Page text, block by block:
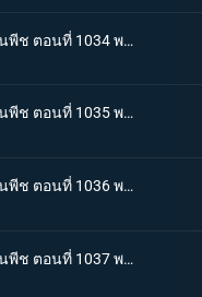
One piece วันพีช ตอนที่ 1034 พากย์ไทย ลูฟี่พ่ายแพ้! กลุ่มหมวกฟางตกที่นั่งลำบาก
One piece วันพีช ตอนที่ 1035 พากย์ไทย ร้อยอสูรเหยียบย่ำ สิ้นสมัยตระกูลโคสึกิ
One piece วันพีช ตอนที่ 1036 พากย์ไทย ต่อต้านคืนมืดมิด โชกุนใหญ่แคว้นวะกู่ก้อง
One piece วันพีช ตอนที่ 1037 พากย์ไทย เชื่อในลูฟี่สิ! พันธมิตรเปิดฉากโต้กลับ